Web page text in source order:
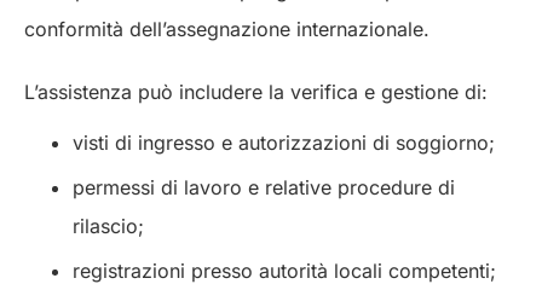
conformità dell’assegnazione internazionale.
L’assistenza può includere la verifica e gestione di:
visti di ingresso e autorizzazioni di soggiorno;
permessi di lavoro e relative procedure di
rilascio;
registrazioni presso autorità locali competenti;